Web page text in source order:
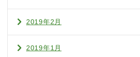
2019年2月
2019年1月